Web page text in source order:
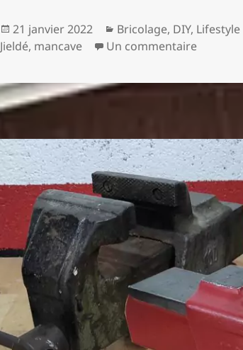
er
Publié
le
21 janvier 2022 Catégories
Bricolage, DIY, Lifestyle
Jieldé, mancave Un commentairesur